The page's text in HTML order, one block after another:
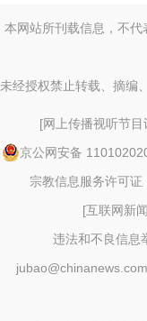
本网站所刊载信息，不
未经授权禁止转载、摘编
[网上传播视听节
京公网安备
宗教信息服务许可
[互联网新
违法和不良信息